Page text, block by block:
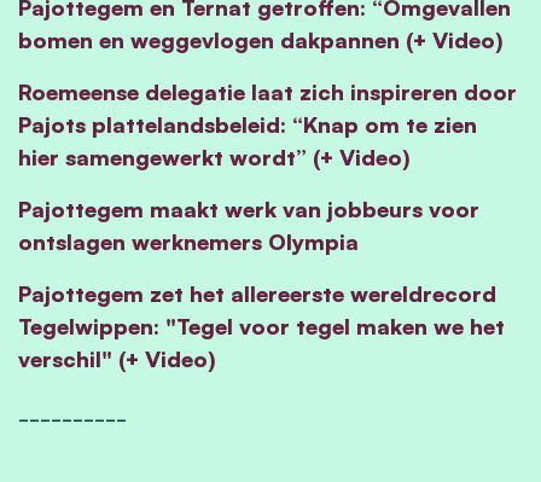
Pajottegem en Ternat getroffen: “Omgevallen
bomen en weggevlogen dakpannen (+ Video)
Roemeense delegatie laat zich inspireren door
Pajots plattelandsbeleid: “Knap om te zien
hier samengewerkt wordt” (+ Video)
Pajottegem maakt werk van jobbeurs voor
ontslagen werknemers Olympia
Pajottegem zet het allereerste wereldrecord
Tegelwippen: "Tegel voor tegel maken we het
verschil" (+ Video)